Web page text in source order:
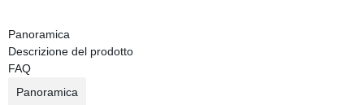
Panoramica
Descrizione del prodotto
FAQ
Panoramica